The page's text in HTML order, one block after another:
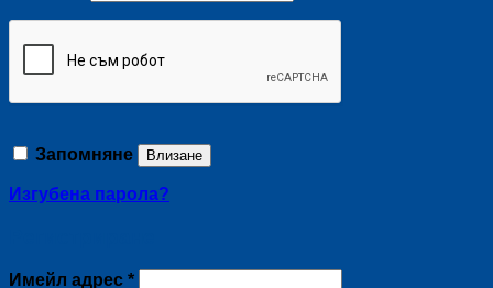
Запомняне Влизане
Изгубена парола?
Имейл адрес *Задължително